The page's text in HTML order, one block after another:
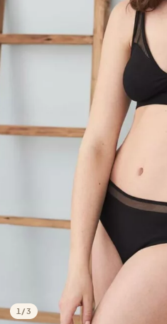
1 /3